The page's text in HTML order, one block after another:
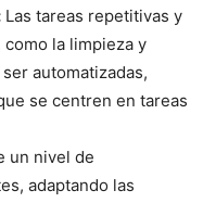
Las tareas repetitivas y
la limpieza y
automatizadas,
se centren en tareas
un nivel de
adaptando las